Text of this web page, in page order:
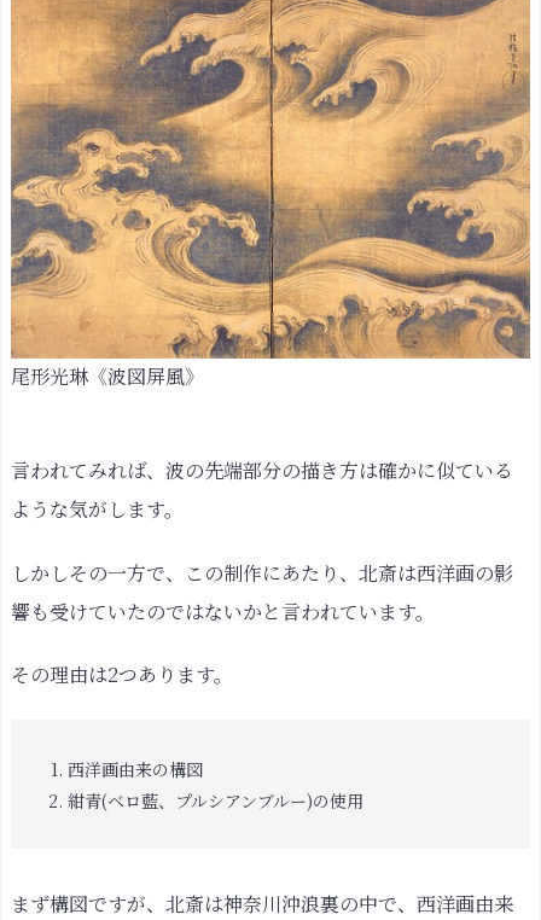
尾形光琳《波図屏風》
言われてみれば、波の先端部分の描き方は確かに似ている
ような気がします。
しかしその一方で、この制作にあたり、北斎は西洋画の影
響も受けていたのではないかと言われています。
その理由は2つあります。
西洋画由来の構図
紺青(ベロ藍、プルシアンブルー)の使用
まず構図ですが、北斎は神奈川沖浪裏の中で、西洋画由来